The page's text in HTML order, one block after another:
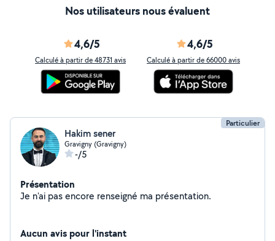
Nos utilisateurs nous évaluent
4,6/5
Calculé à partir de 48731 avis
4,6/5
Calculé à partir de 66000 avis
Particulier
Hakim sener
Gravigny (Gravigny)
-/5
Présentation
Je n'ai pas encore renseigné ma présentation.
Aucun avis pour l'instant